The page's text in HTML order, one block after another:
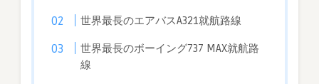
世界最長のエアバスA321就航路線
世界最長のボーイング737 MAX就航路
線